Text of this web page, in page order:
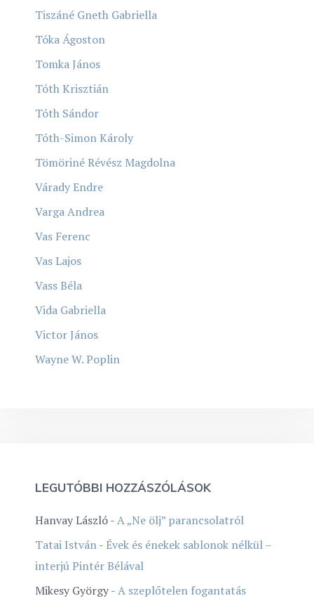
Tiszáné Gneth Gabriella
Tóka Ágoston
Tomka János
Tóth Krisztián
Tóth Sándor
Tóth-Simon Károly
Tömöriné Révész Magdolna
Várady Endre
Varga Andrea
Vas Ferenc
Vas Lajos
Vass Béla
Vida Gabriella
Victor János
Wayne W. Poplin
LEGUTÓBBI HOZZÁSZÓLÁSOK
Hanvay László-A „Ne ölj” parancsolatról
Tatai István- Évek és énekek sablonok nélkül –
interjú Pintér Bélával
Mikesy György-A szeplőtelen fogantatás